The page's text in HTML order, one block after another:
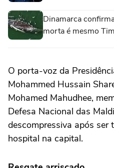
Dinamarca
morta é mesmo
O porta-voz da
Mohammed Hussain
Mohamed Mahudhee,
Defesa Nacional das
descompressiva após ser
hospital na capital.